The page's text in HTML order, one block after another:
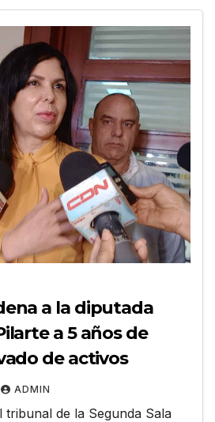
a la diputada
a 5 años de
de activos
ADMIN
tribunal de la Segunda Sala